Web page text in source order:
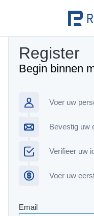
Register
Begin binnen
Voer uw
Bevestig uw
Verifieer uw
Voer uw
Email